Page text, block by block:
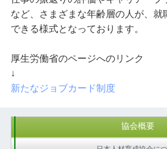
など、さまざまな年齢層の人が、就
できる様式となっております。
厚生労働省のページへのリンク
↓
新たなジョブカード制度
協会概要